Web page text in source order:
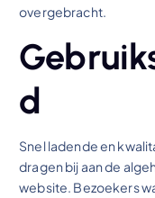
overgebracht.
d
Snel ladende en
dragen bij aan de
website. Bezoekers